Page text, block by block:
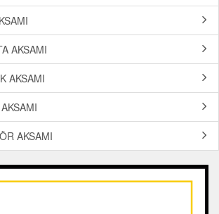
AKSAMI
AKSAMI
AKSAMI